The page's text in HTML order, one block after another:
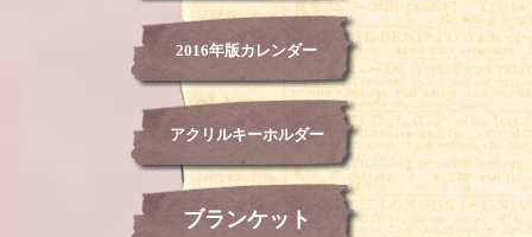
2016年版カレンダー
アクリルキーホルダー
ブランケット